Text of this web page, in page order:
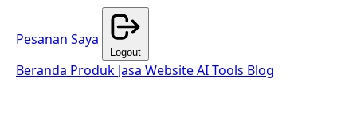
Pesanan Saya
Logout
Beranda Produk Jasa WebsiteAI Tools Blog